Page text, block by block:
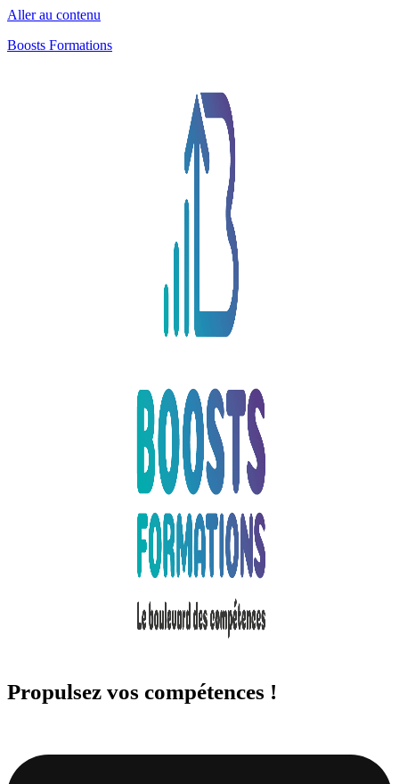
Aller au contenu
Boosts Formations
Propulsez vos compétences !